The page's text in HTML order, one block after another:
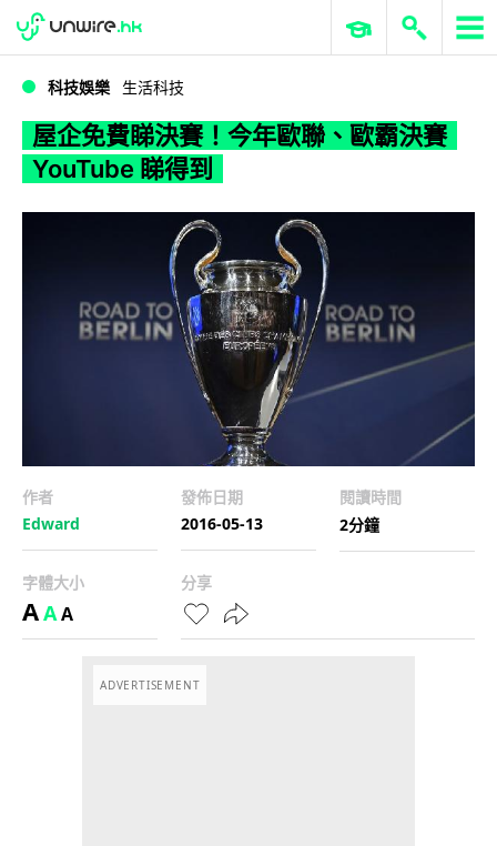
WWDC 2026 ERP 與商業 AI
科技娛樂 生活科技
屋企免費睇決賽！今年歐聯、歐霸決賽
YouTube 睇得到
作者
Edward
發佈日期
2016-05-13
閱讀時間
2分鐘
字體大小
AAA
分享
ADVERTISEMENT